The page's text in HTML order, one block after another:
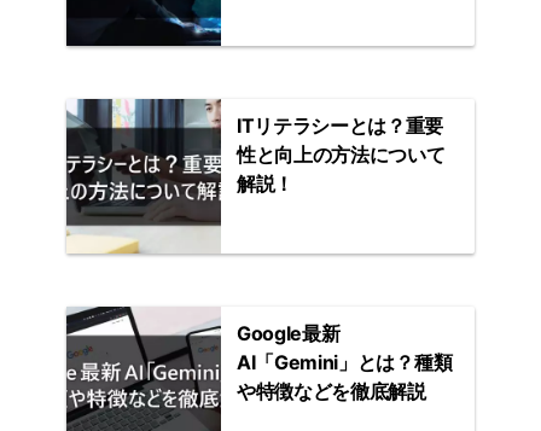
ITリテラシーとは？重要
性と向上の方法について
解説！
Google最新
AI「Gemini」とは？種類
や特徴などを徹底解説